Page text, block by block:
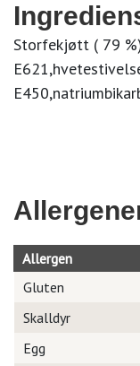
Storfekjøtt ( 79
Allergen
Gluten
Skalldyr
Egg